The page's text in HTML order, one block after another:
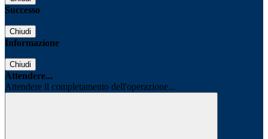
Successo
Chiudi
Informazione
Chiudi
Attendere...
Attendere il completamento dell'operazione...